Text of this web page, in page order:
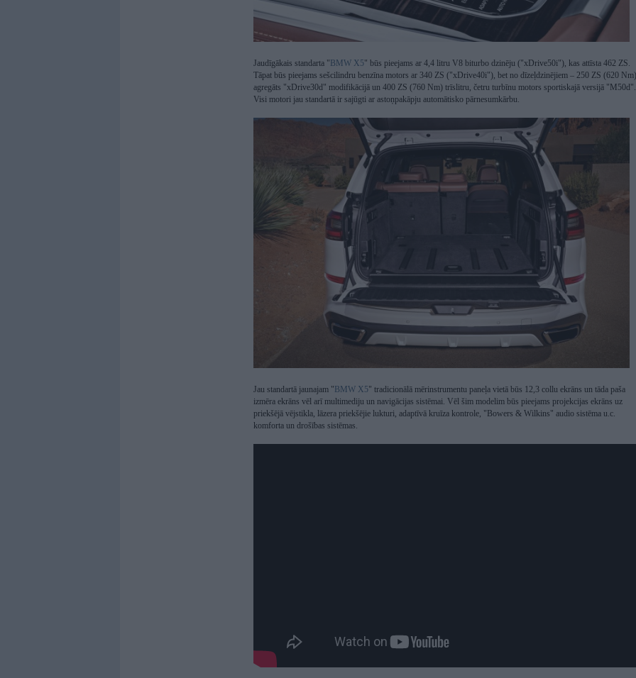
Jaudīgākais standarta " BMW X5" būs pieejams ar 4,4 litru V8 biturbo dzinēju ("xDrive50i"), kas attīsta 462 ZS.
Tāpat būs pieejams sešcilindru benzīna motors ar 340 ZS ("xDrive40i"), bet no dīzeļdzinējiem – 250 ZS (620 Nm)
agregāts "xDrive30d" modifikācijā un 400 ZS (760 Nm) trīslitru, četru turbīnu motors sportiskajā versijā "M50d".
Visi motori jau standartā ir sajūgti ar astoņpakāpju automātisko pārnesumkārbu.
Jau standartā jaunajam " BMW X5" tradicionālā mērinstrumentu paneļa vietā būs 12,3 collu ekrāns un tāda paša
izmēra ekrāns vēl arī multimediju un navigācijas sistēmai. Vēl šim modelim būs pieejams projekcijas ekrāns uz
priekšējā vējstikla, lāzera priekšējie lukturi, adaptīvā kruīza kontrole, "Bowers & Wilkins" audio sistēma u.c.
komforta un drošības sistēmas.